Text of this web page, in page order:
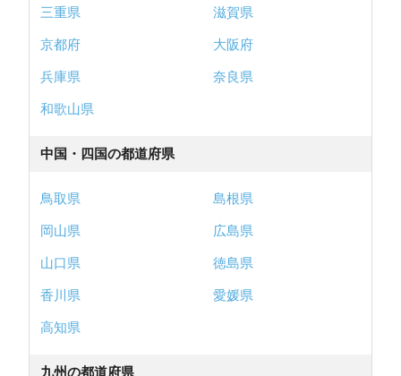
三重県
滋賀県
京都府
大阪府
兵庫県
奈良県
和歌山県
中国・四国の都道府県
鳥取県
島根県
岡山県
広島県
山口県
徳島県
香川県
愛媛県
高知県
九州の都道府県